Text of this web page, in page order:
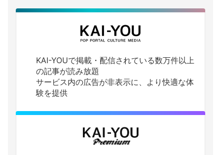
KAI-YOUで掲載・配信されている数万件以上
の記事が読み放題
サービス内の広告が非表示に、より快適な体
験を提供